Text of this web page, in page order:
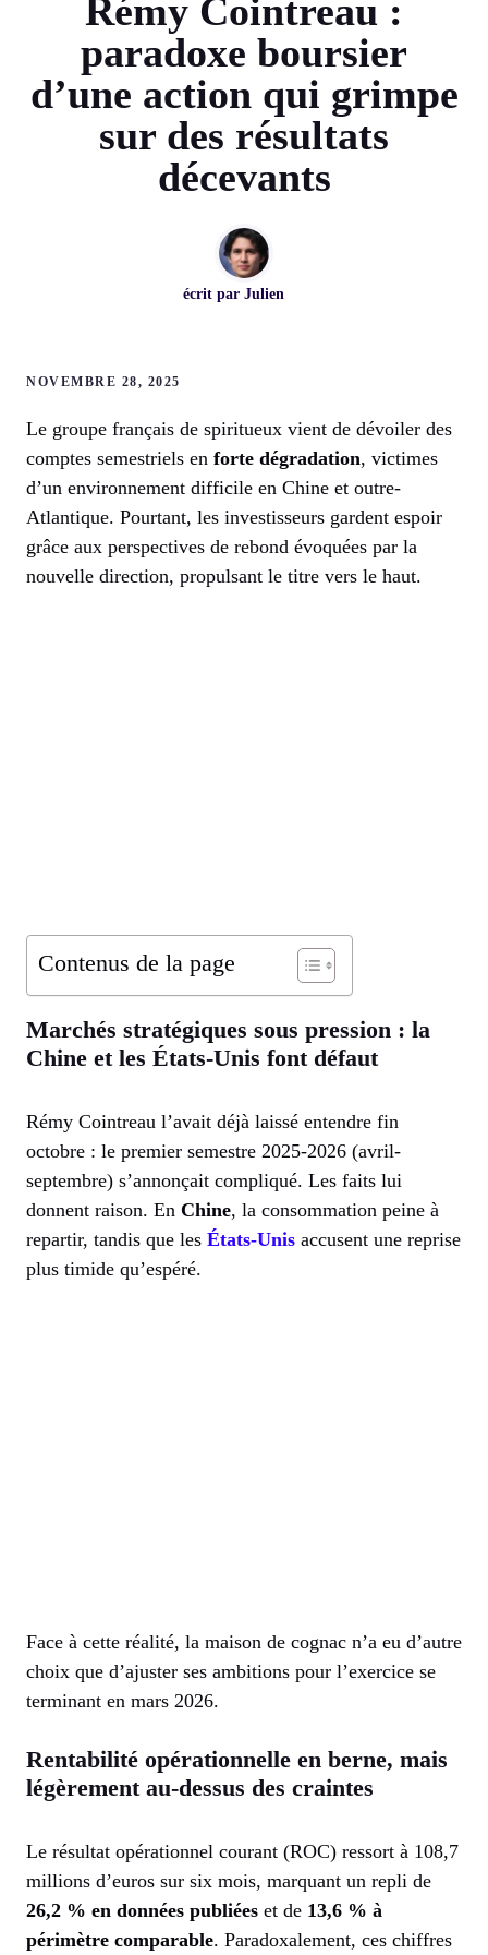
Rémy Cointreau :
paradoxe boursier
d’une action qui grimpe
sur des résultats
décevants
écrit par Julien
NOVEMBRE 28, 2025
Le groupe français de spiritueux vient de dévoiler des
comptes semestriels en forte dégradation, victimes
d’un environnement difficile en Chine et outre-
Atlantique. Pourtant, les investisseurs gardent espoir
grâce aux perspectives de rebond évoquées par la
nouvelle direction, propulsant le titre vers le haut.
Contenus de la page
Marchés stratégiques sous pression : la
Chine et les États-Unis font défaut
Rémy Cointreau l’avait déjà laissé entendre fin
octobre : le premier semestre 2025-2026 (avril-
septembre) s’annonçait compliqué. Les faits lui
donnent raison. En Chine, la consommation peine à
repartir, tandis que les États-Unis accusent une reprise
plus timide qu’espéré.
Face à cette réalité, la maison de cognac n’a eu d’autre
choix que d’ajuster ses ambitions pour l’exercice se
terminant en mars 2026.
Rentabilité opérationnelle en berne, mais
légèrement au-dessus des craintes
Le résultat opérationnel courant (ROC) ressort à 108,7
millions d’euros sur six mois, marquant un repli de
26,2 % en données publiées et de 13,6 % à
périmètre comparable. Paradoxalement, ces chiffres